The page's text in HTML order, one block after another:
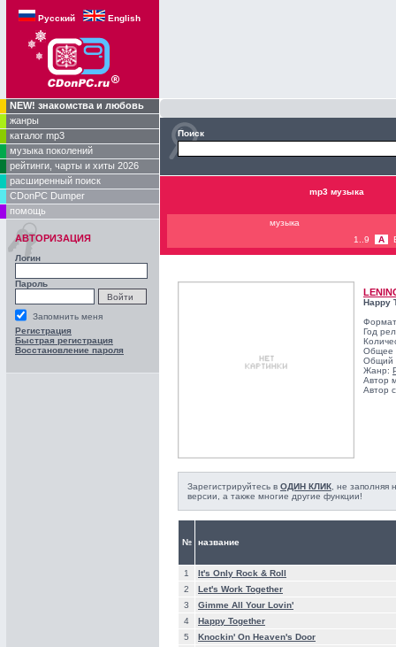
Русский English
NEW! знакомства и любовь
жанры
каталог mp3
музыка поколений
рейтинги, чарты и хиты 2026
расширенный поиск
CDonPC Dumper
помощь
АВТОРИЗАЦИЯ
Логин
Пароль
Запомнить меня
Регистрация
Быстрая регистрация
Восстановление пароля
Поиск
mp3 музыка
музыка
1..9
A
Happy
Год
Общее
Общий
Жанр:
Автор
Автор
Зарегистрируйтесь в ОДИН КЛИК , не
версии, а также многие другие функции!
№ название
1
It's Only Rock & Roll
2
Let's Work Together
3
Gimme All Your Lovin'
4
Happy Together
5
Knockin' On Heaven's Door